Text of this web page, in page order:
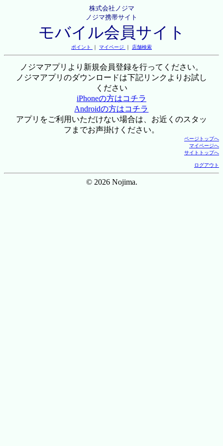
株式会社ノジマ
ノジマ携帯サイト
モバイル会員サイト
ポイント ｜ マイページ ｜ 店舗検索
ノジマアプリより新規会員登録を行ってください。
ノジマアプリのダウンロードは下記リンクよりお試し
ください
iPhoneの方はコチラ
Androidの方はコチラ
アプリをご利用いただけない場合は、お近くのスタッ
フまでお声掛けください。
ページトップへ
マイページへ
サイトトップへ
ログアウト
© 2026 Nojima.